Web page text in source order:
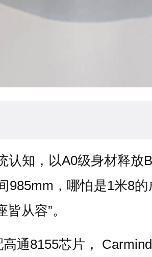
认知，以A0级身材释
985mm，哪怕是1米8
从容”。
通8155芯片，